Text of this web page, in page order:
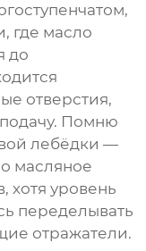
где масло
до
отверстия,
Помню
лебёдки —
масляное
хотя уровень
переделывать
отражатели.